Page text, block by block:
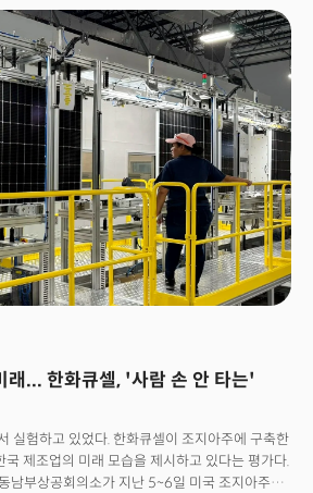
반에서 에너지 효율성을 획기적으로 끌어올려, AI
남을 잠재력이 있다”고 전했다.실제 운송 산업
오고 있다. 미국 주요 화물 운송 기업들은 AI
도입해 차량 주행 거리를 단축시키며 연료 사용을
주행 거리를 효율적으로 줄이는 것만으로도 연료
것으로 나타났다. 또 학계 연구에 따르면 모든
시스템을 적용할 경우 온실가스 배출량을
는 분석도 나왔다. AI가 실시간 교통 상황을
우회하도록 유도하면 물류·배송 업체들은 정체
정차와 가속·감속으로 인한 연료 낭비를 줄일 수
인한 낭비는 적지 않다. 텍사스 A&M의 조사에
한 해 동안 총 33억 갤런의 휘발유와 디젤 연료,
석유를 교통 체증 속에서 허비한다. AI를 통한
결뿐 아니라 기업의 비용 절감에도 중요한
톤 탄소 배출을 유발할 것으로 내다봤다. 그러나
AI 도입 산업 전반의 효율화 효과에 의해 상쇄될
은 AI를 활용해 바람 조건에 따라 최적의 속도와
’를 설계, 속도 10% 감소만으로도 연료
확인됐다.
래... 한화큐셀, '사람 손 안 타는'
한화큐셀이 조지아주에 구축한
국 제조업의 미래 모습을 제시하고 있다는 평가다.
가 지난 5~6일 미국 조지아주